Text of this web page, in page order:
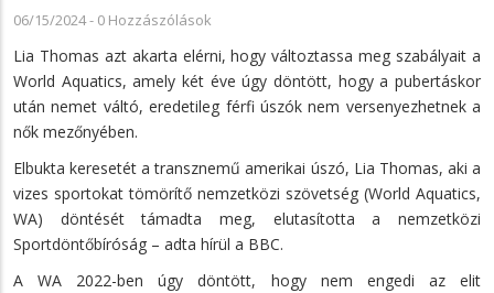
06/15/2024- 0 Hozzászólások
Lia Thomas azt akarta elérni, hogy változtassa meg szabályait a
World Aquatics, amely két éve úgy döntött, hogy a pubertáskor
után nemet váltó, eredetileg férfi úszók nem versenyezhetnek a
nők mezőnyében.
Elbukta keresetét a transznemű amerikai úszó, Lia Thomas, aki a
vizes sportokat tömörítő nemzetközi szövetség (World Aquatics,
WA) döntését támadta meg, elutasította a nemzetközi
Sportdöntőbíróság – adta hírül a BBC.
A WA 2022-ben úgy döntött, hogy nem engedi az elit